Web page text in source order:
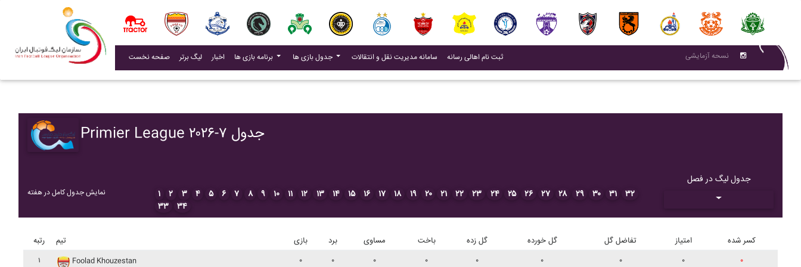
صفحه نخست لیگ برتر اخبار(current) برنامه بازی ها جدول بازی ها سامانه مدیریت نقل و انتقالات (current)
ثبت نام اهالی رسانه(current) نسحه آزمایشی
Primier League ۲۰۲۶-۷ جدول
نمایش جدول کامل در هفته ۱ ۲ ۳ ۴ ۵ ۶ ۷ ۸ ۹ ۱۰ ۱۱ ۱۲ ۱۳ ۱۴ ۱۵ ۱۶ ۱۷ ۱۸ ۱۹ ۲۰ ۲۱ ۲۲ ۲۳ ۲۴ ۲۵ ۲۶ ۲۷ ۲۸ ۲۹ ۳۰ ۳۱
۳۲
۳۳
۳۴
جدول لیگ در فصل
رتبه تیم بازی برد مساوی باخت گل زده گل خورده تفاضل گل امتیاز کسر شده
۱ Foolad Khouzestan ۰ ۰ ۰ ۰ ۰ ۰ ۰ ۰ ۰